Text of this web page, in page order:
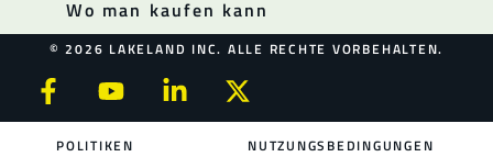
Wo man kaufen kann
© 2026 LAKELAND INC. ALLE RECHTE VORBEHALTEN.
POLITIKEN NUTZUNGSBEDINGUNGEN